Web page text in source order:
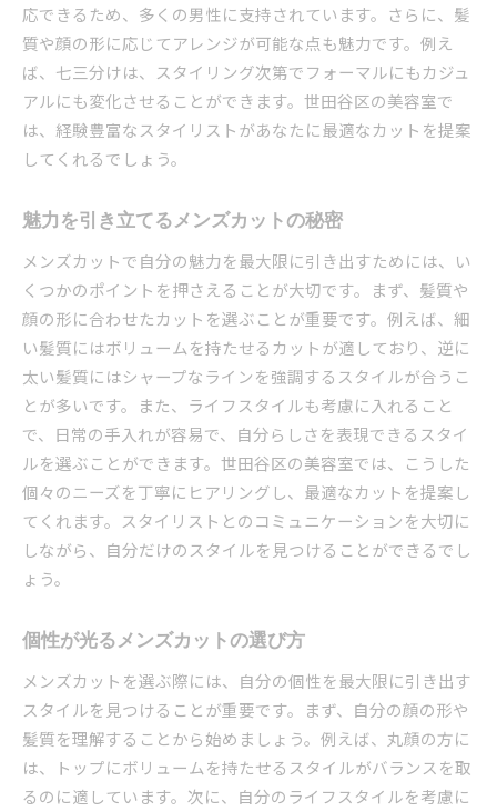
応できるため、多くの男性に支持されています。さらに、髪
質や顔の形に応じてアレンジが可能な点も魅力です。例え
ば、七三分けは、スタイリング次第でフォーマルにもカジュ
アルにも変化させることができます。世田谷区の美容室で
は、経験豊富なスタイリストがあなたに最適なカットを提案
してくれるでしょう。
魅力を引き立てるメンズカットの秘密
メンズカットで自分の魅力を最大限に引き出すためには、い
くつかのポイントを押さえることが大切です。まず、髪質や
顔の形に合わせたカットを選ぶことが重要です。例えば、細
い髪質にはボリュームを持たせるカットが適しており、逆に
太い髪質にはシャープなラインを強調するスタイルが合うこ
とが多いです。また、ライフスタイルも考慮に入れること
で、日常の手入れが容易で、自分らしさを表現できるスタイ
ルを選ぶことができます。世田谷区の美容室では、こうした
個々のニーズを丁寧にヒアリングし、最適なカットを提案し
てくれます。スタイリストとのコミュニケーションを大切に
しながら、自分だけのスタイルを見つけることができるでし
ょう。
個性が光るメンズカットの選び方
メンズカットを選ぶ際には、自分の個性を最大限に引き出す
スタイルを見つけることが重要です。まず、自分の顔の形や
髪質を理解することから始めましょう。例えば、丸顔の方に
は、トップにボリュームを持たせるスタイルがバランスを取
るのに適しています。次に、自分のライフスタイルを考慮に